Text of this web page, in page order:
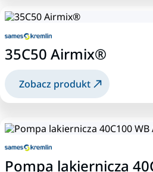
35C50 Airmix®
Zobacz produkt
Pompa lakiernicza